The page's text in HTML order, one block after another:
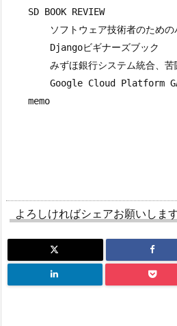
    SD BOOK REVIEW
ソフトウェア技術者のための
        Djangoビギナーズブック
みずほ銀行システム統合、苦
Google Cloud Platform
よろしければシェアお願いしま